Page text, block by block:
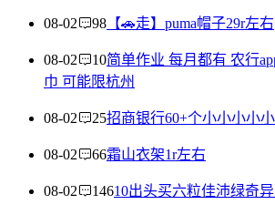
08-02 98 【🚗走】puma帽子29r左右
08-02 10简单作业 每月都有 农行
巾 可能限杭州
08-02 25招商银行60+个小小小小
08-02 66霜山衣架1r左右
08-02 14610出头买六粒佳沛绿奇